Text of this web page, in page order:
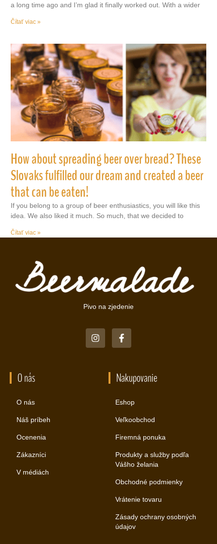
a long time ago and I’m glad it finally worked out. With a wider
Čítať viac »
How about spreading beer over bread? These
Slovaks fulfilled our dream and created a beer
that can be eaten!
If you belong to a group of beer enthusiastics, you will like this
idea. We also liked it much. So much, that we decided to
Čítať viac »
Pivo na zjedenie
O nás
O nás
Náš príbeh
Ocenenia
Zákazníci
V médiách
Nakupovanie
Eshop
Veľkoobchod
Firemná ponuka
Produkty a služby podľa
Vášho želania
Obchodné podmienky
Vrátenie tovaru
Zásady ochrany osobných
údajov